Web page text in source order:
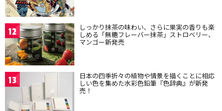
12 しっかり抹茶の味わい、さらに果実の香りも楽
しめる「無糖フレーバー抹茶」ストロベリー、
マンゴー新発売
13 日本の四季折々の植物や情景を描くことに相応
しい色を集めた水彩色鉛筆『色辞典』が新発
売！